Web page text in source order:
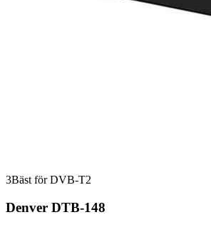
3Bäst för DVB-T2
Denver DTB-148